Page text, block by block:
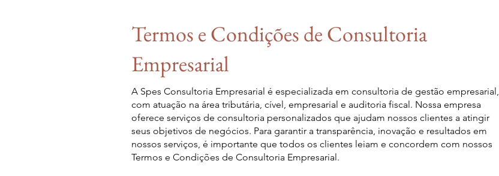
Termos e Condições de Consultoria
Empresarial
A Spes Consultoria Empresarial é especializada em consultoria de gestão empresarial,
com atuação na área tributária, cível, empresarial e auditoria fiscal. Nossa empresa
oferece serviços de consultoria personalizados que ajudam nossos clientes a atingir
seus objetivos de negócios. Para garantir a transparência, inovação e resultados em
nossos serviços, é importante que todos os clientes leiam e concordem com nossos
Termos e Condições de Consultoria Empresarial.